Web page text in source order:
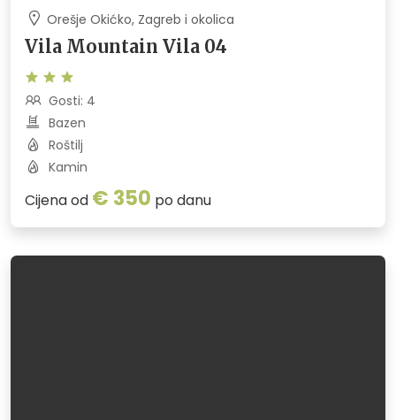
Orešje Okićko, Zagreb i okolica
Vila Mountain Vila 04
Gosti: 4
Bazen
Roštilj
Kamin
Cijena od € 350 po danu